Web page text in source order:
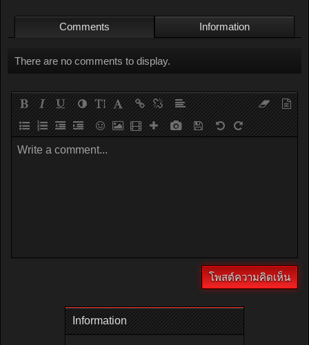
Comments Information
There are no comments to display.
Write a comment...
Information